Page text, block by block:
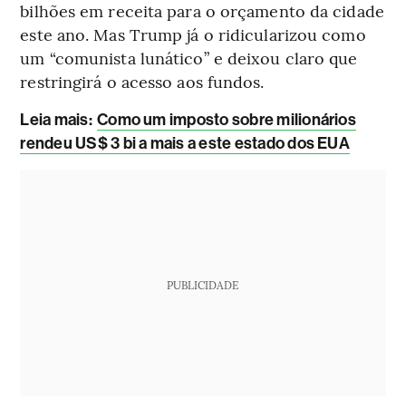
bilhões em receita para o orçamento da cidade
este ano. Mas Trump já o ridicularizou como
um “comunista lunático” e deixou claro que
restringirá o acesso aos fundos.
Leia mais: Como um imposto sobre milionários
rendeu US$ 3 bi a mais a este estado dos EUA
PUBLICIDADE